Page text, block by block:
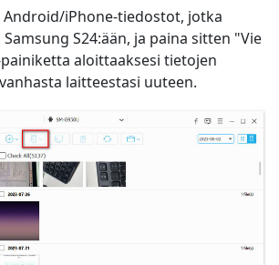
Android/iPhone-tiedostot, jotka
S24:ään, ja paina sitten "Vie
aloittaaksesi tietojen
laitteestasi uuteen.